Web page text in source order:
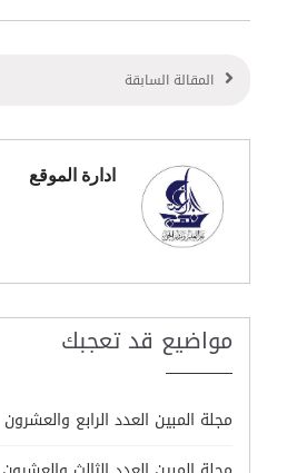
المقالة السابقة
ادارة الموقع
مواضيع قد تعجبك
مجلة المبين العدد الرابع والعشرون